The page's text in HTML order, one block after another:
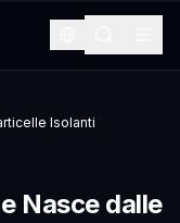
Isolanti
Nasce dalle